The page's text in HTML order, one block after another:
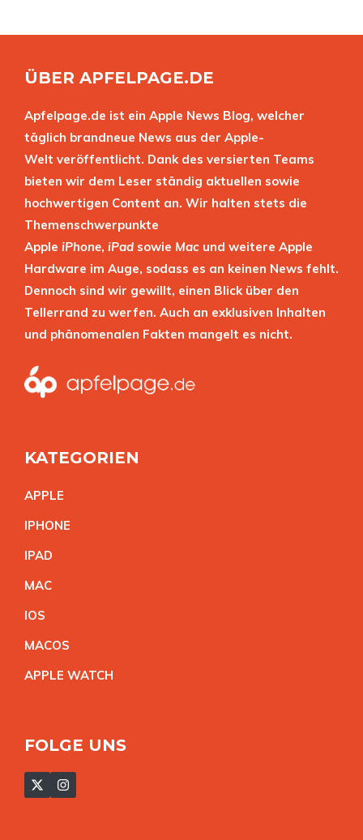
ÜBER APFELPAGE.DE
Apfelpage.de ist ein Apple News Blog, welcher
täglich brandneue News aus der Apple-
Welt veröffentlicht. Dank des versierten Teams
bieten wir dem Leser ständig aktuellen sowie
hochwertigen Content an. Wir halten stets die
Themenschwerpunkte
Apple iPhone, iPad sowie Mac und weitere Apple
Hardware im Auge, sodass es an keinen News fehlt.
Dennoch sind wir gewillt, einen Blick über den
Tellerrand zu werfen. Auch an exklusiven Inhalten
und phänomenalen Fakten mangelt es nicht.
KATEGORIEN
APPLE
IPHONE
IPAD
MAC
IOS
MACOS
APPLE WATCH
FOLGE UNS